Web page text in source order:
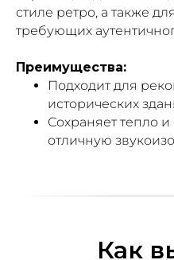
стиле ретро, а также
требующих
Преимущества:
Подходит для
исторических
Сохраняет тепло
отличную
Как